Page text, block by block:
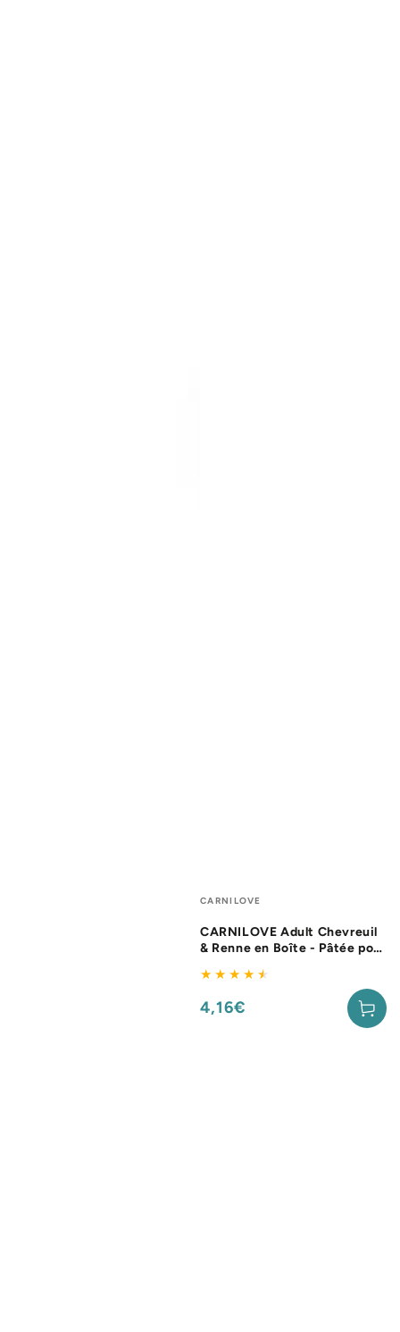
Fournisseur:
CARNILOVE
CARNILOVE Adult Chevreuil
& Renne en Boîte - Pâtée pour
Prix
4,16€